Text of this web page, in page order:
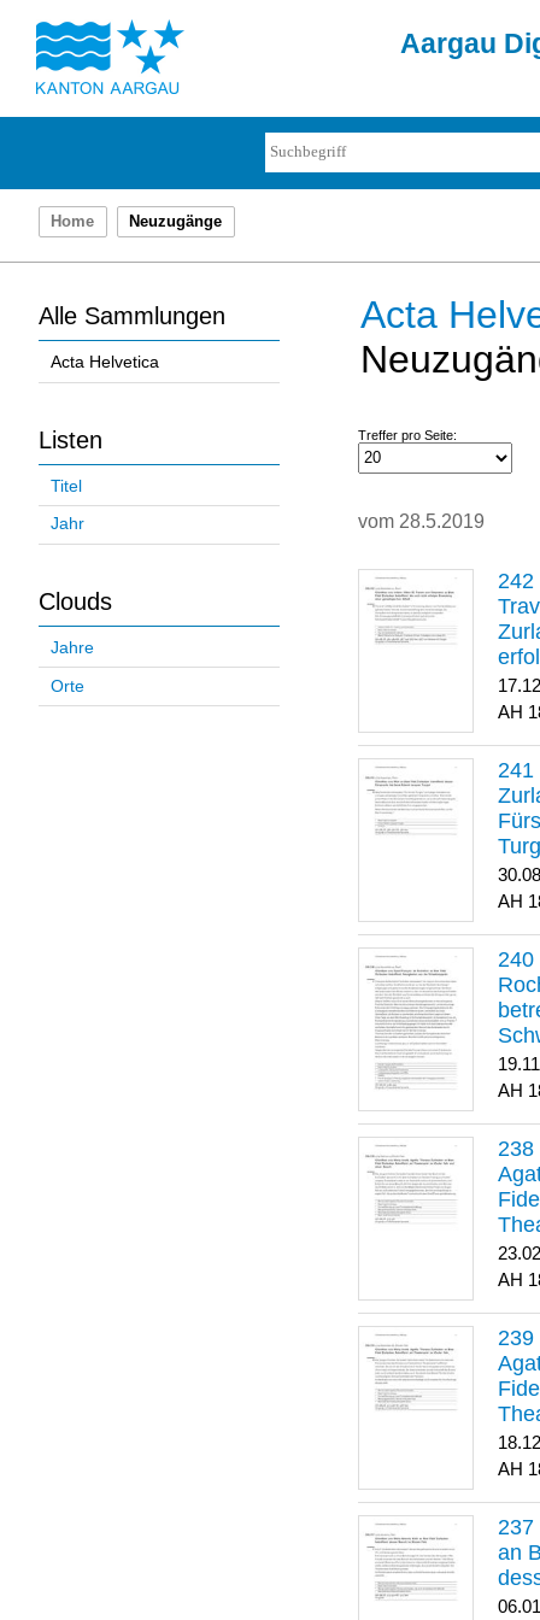
Aargau
Home Neuzugänge
Alle Sammlungen
Acta Helvetica
Listen
Titel
Jahr
Clouds
Jahre
Orte
Acta
Treffer pro Seite:
vom 28.5.2019
an